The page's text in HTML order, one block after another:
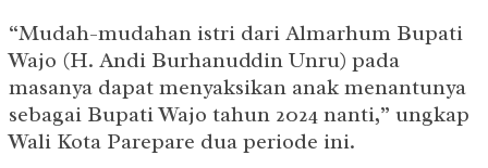
“Mudah-mudahan istri dari Almarhum Bupati
Wajo (H. Andi Burhanuddin Unru) pada
masanya dapat menyaksikan anak menantunya
sebagai Bupati Wajo tahun 2024 nanti,” ungkap
Wali Kota Parepare dua periode ini.